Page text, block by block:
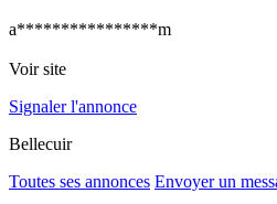
a****************m
Voir site
Signaler l'annonce
Bellecuir
Toutes ses annonces Envoyer un